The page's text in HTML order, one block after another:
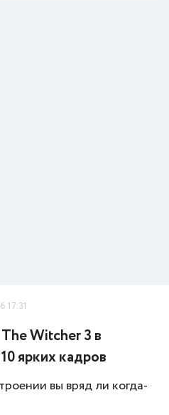
17:31
Witcher 3 в
ярких кадров
вы вряд ли когда-